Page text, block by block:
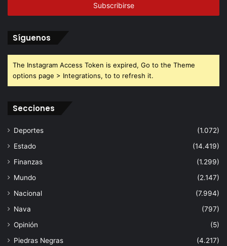
Síguenos
The Instagram Access Token is expired, Go to the Theme
options page > Integrations, to to refresh it.
Secciones
Deportes
(1.072)
Estado
(14.419)
Finanzas
(1.299)
Mundo
(2.147)
Nacional
(7.994)
Nava
(797)
Opinión
(5)
Piedras Negras
(4.217)